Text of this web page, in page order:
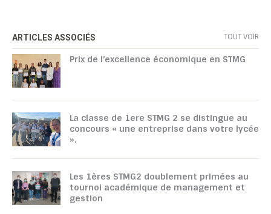
ARTICLES ASSOCIÉS TOUT VOIR
Prix de l’excellence économique en STMG
La classe de 1ere STMG 2 se distingue au
concours « une entreprise dans votre lycée
».
Les 1ères STMG2 doublement primées au
tournoi académique de management et
gestion